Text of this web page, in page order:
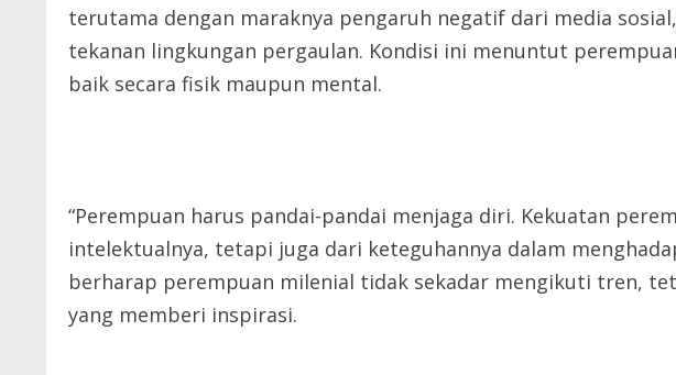
terutama dengan maraknya pengaruh negatif dari media
tekanan lingkungan pergaulan. Kondisi ini menuntut
baik secara fisik maupun mental.
“Perempuan harus pandai-pandai menjaga diri. Kekuatan
intelektualnya, tetapi juga dari keteguhannya dalam
berharap perempuan milenial tidak sekadar mengikuti tren,
yang memberi inspirasi.